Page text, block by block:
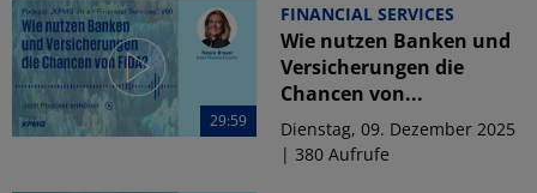
29:59
FINANCIAL SERVICES
Wie nutzen Banken und
Versicherungen die
Chancen von...
Dienstag, 09. Dezember 2025
| 380 Aufrufe